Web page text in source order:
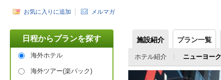
お気に入りに追加 メルマガ
日程からプランを探す
海外ホテル
海外ツアー(楽パック)
施設紹介 プラン一覧
ホテル紹介 ニューヨー